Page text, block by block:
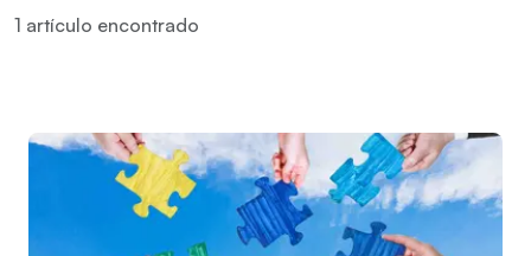
1 artículo encontrado